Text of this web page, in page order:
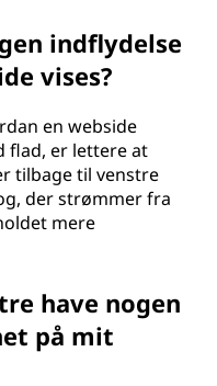
indflydelse
vises?
en webside
flad, er lettere at
tilbage til venstre
der strømmer fra
mere
have nogen
på mit